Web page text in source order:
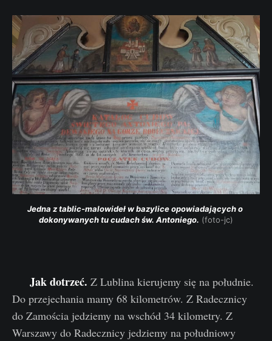
Jedna z tablic-malowideł w bazylice opowiadających o
dokonywanych tu cudach św. Antoniego. (foto-jc)
Jak dotrzeć. Z Lublina kierujemy się na południe.
Do przejechania mamy 68 kilometrów. Z Radecznicy
do Zamościa jedziemy na wschód 34 kilometry. Z
Warszawy do Radecznicy jedziemy na południowy